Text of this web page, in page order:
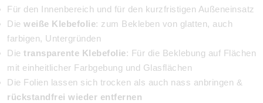
Für den Innenbereich und für den kurzfristigen Außeneinsatz
Die weiße Klebefolie: zum Bekleben von glatten, auch
farbigen, Untergründen
Die transparente Klebefolie: Für die Beklebung auf Flächen
mit einheitlicher Farbgebung und Glasflächen
Die Folien lassen sich trocken als auch nass anbringen &
rückstandfrei wieder entfernen